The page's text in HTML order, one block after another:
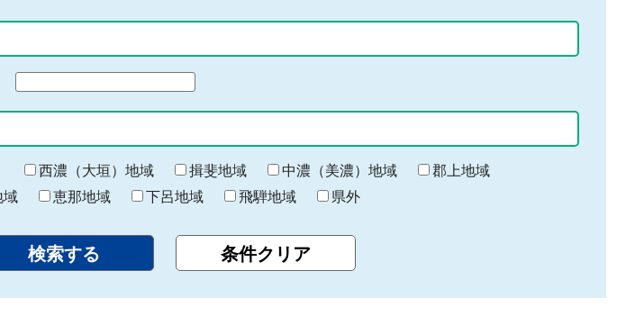
終
わ
り
西濃（大垣）地域 揖斐地域 中濃（美濃）地域
郡上地域
域 恵那地域 下呂地域 飛騨地域 県外